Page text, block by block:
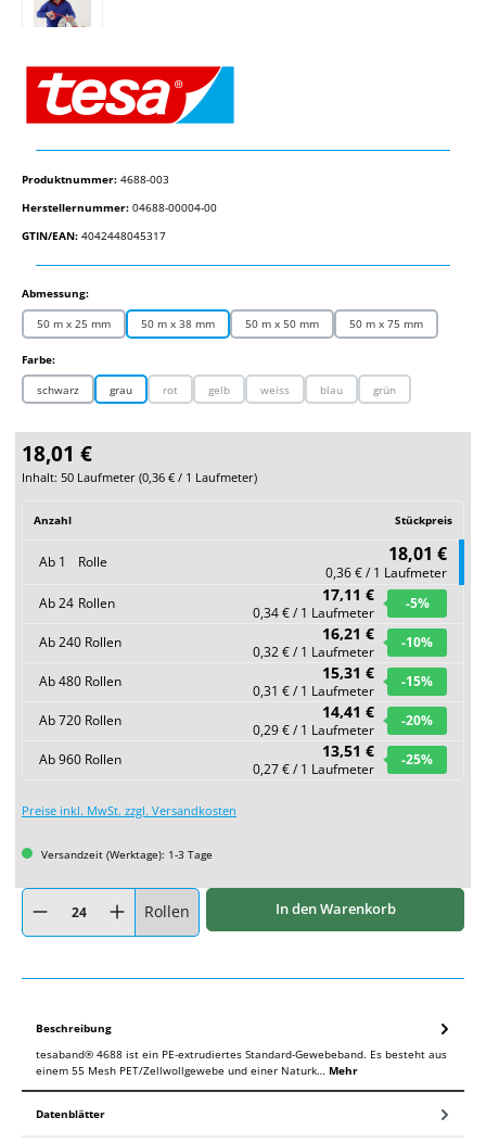
Produktnummer: 4688-003
Herstellernummer: 04688-00004-00
GTIN/EAN: 4042448045317
Abmessung:auswählen
50 m x 25 mm 50 m x 38 mm 50 m x 50 mm 50 m x 75 mm
Farbe:auswählen
schwarz grau rot
(Diese Option ist zurzeit nicht verfügbar.)
gelb
(Diese Option ist zurzeit nicht verfügbar.)
weiss
(Diese Option ist zurzeit nicht verfügbar.)
blau
(Diese Option ist zurzeit nicht
grün
(Diese Option ist
18,01 €
Inhalt: 50 Laufmeter (0,36 € / 1 Laufmeter)
Anzahl Stückpreis
Ab 1 Rolle 18,01 €
0,36 € / 1 Laufmeter
Ab24 Rollen 17,11 €
0,34 € / 1 Laufmeter
-5%
Ab240 Rollen 16,21 €
0,32 € / 1 Laufmeter
-10%
Ab480 Rollen 15,31 €
0,31 € / 1 Laufmeter
-15%
Ab720 Rollen 14,41 €
0,29 € / 1 Laufmeter
-20%
Ab960 Rollen 13,51 €
0,27 € / 1 Laufmeter
-25%
Preise inkl. MwSt. zzgl. Versandkosten
Versandzeit (Werktage): 1-3 Tage
Produkt Anzahl: Gib den gewünschten Wert ein oder benutze die Schaltflächen
Rollen In den Warenkorb
Beschreibung
tesaband® 4688 ist ein PE-extrudiertes Standard-Gewebeband. Es besteht aus
einem 55 Mesh PET/Zellwollgewebe und einer Naturk… Mehr
Datenblätter